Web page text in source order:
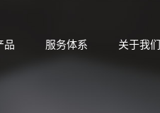
品 服务体系 关于我们